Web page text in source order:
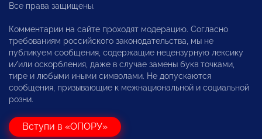
Все права защищены.
Комментарии на сайте проходят модерацию. Согласно
требованиям российского законодательства, мы не
публикуем сообщения, содержащие нецензурную лексику
и/или оскорбления, даже в случае замены букв точками,
тире и любыми иными символами. Не допускаются
сообщения, призывающие к межнациональной и социальной
розни.
Вступи в «ОПОРУ»